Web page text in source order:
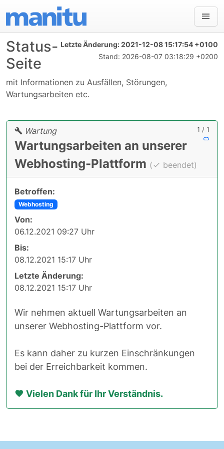
Letzte Änderung:2021-12-08 15:17:54 +0100
Stand: 2026-08-07 03:18:29 +0200
Status-
Seite
mit Informationen zu Ausfällen, Störungen,
Wartungsarbeiten etc.
1 / 1
Wartung
Wartungsarbeiten an unserer
Webhosting-Plattform ( beendet)
Betroffen:
Webhosting
Von:
06.12.2021 09:27 Uhr
Bis:
08.12.2021 15:17 Uhr
Letzte Änderung:
08.12.2021 15:17 Uhr
Wir nehmen aktuell Wartungsarbeiten an
unserer Webhosting-Plattform vor.
Es kann daher zu kurzen Einschränkungen
bei der Erreichbarkeit kommen.
Vielen Dank für Ihr Verständnis.